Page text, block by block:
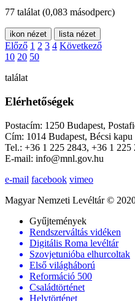
77 találat (0,083 másodperc)
ikon nézet lista nézet
Előző 1 2 3 4 Következő
10 20 50
találat
Elérhetőségek
Postacím: 1250 Budapest,
Cím: 1014 Budapest, Bécsi kapu
Tel.: +36 1 225 2843, +36 1 225
E-mail: info@mnl.gov.hu
e-mail facebook vimeo
Magyar Nemzeti Levéltár ©
Gyűjtemények
Rendszerváltás vidéken
Digitális Roma levéltár
Szovjetunióba elhurcoltak
Első világháború
Reformáció 500
Családtörténet
Helytörténet